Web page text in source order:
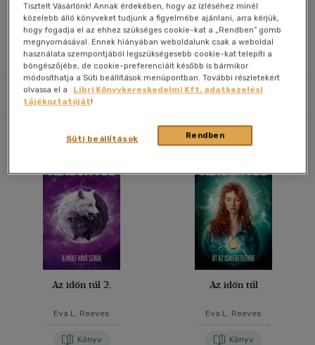
Művei
Olvasói vélemények
Szűrés Rendezés
Cím szerint A-Z
Szerző szerint A-Z
Megjelenítés
20 db / oldal
Összesen db
Az időn túl 2.
Eva L. Reeves
Könyv
Az időn túl
Eva L. Reeves
Könyv
Tisztelt Vásárlónk! Annak érdekében, hogy az ízléséhez minél
közelebb álló könyveket tudjunk a figyelmébe ajánlani, arra kérjük,
hogy fogadja el az ehhez szükséges cookie-kat a „Rendben” gomb
megnyomásával. Ennek hiányában weboldalunk csak a weboldal
használata szempontjából legszükségesebb cookie-kat telepíti a
böngészőjébe, de cookie-preferenciáit később is bármikor
módosíthatja a Süti beállítások menüpontban. További részletekért
olvassa el a
Libri Könyvkereskedelmi Kft. adatkezelési
tájékoztatóját!
Rendben
Süti beállítások